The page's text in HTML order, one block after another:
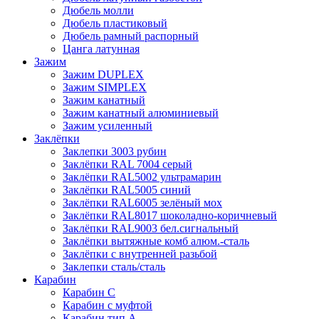
Дюбель молли
Дюбель пластиковый
Дюбель рамный распорный
Цанга латунная
Зажим
Зажим DUPLEX
Зажим SIMPLEX
Зажим канатный
Зажим канатный алюминиевый
Зажим усиленный
Заклёпки
Заклепки 3003 рубин
Заклёпки RAL 7004 серый
Заклёпки RAL5002 ультрамарин
Заклёпки RAL5005 синий
Заклёпки RAL6005 зелёный мох
Заклёпки RAL8017 шоколадно-коричневый
Заклёпки RAL9003 бел.сигнальный
Заклёпки вытяжные комб алюм.-сталь
Заклёпки с внутренней разьбой
Заклепки сталь/сталь
Карабин
Карабин С
Карабин с муфтой